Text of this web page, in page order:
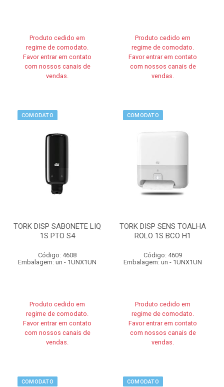
Produto cedido em
regime de comodato.
Favor entrar em contato
com nossos canais de
vendas.
Produto cedido em
regime de comodato.
Favor entrar em contato
com nossos canais de
vendas.
COMODATO
TORK DISP SABONETE LIQ
1S PTO S4
Código: 4608
Embalagem: un - 1UNX1UN
Produto cedido em
regime de comodato.
Favor entrar em contato
com nossos canais de
vendas.
COMODATO
TORK DISP SENS TOALHA
ROLO 1S BCO H1
Código: 4609
Embalagem: un - 1UNX1UN
Produto cedido em
regime de comodato.
Favor entrar em contato
com nossos canais de
vendas.
COMODATO COMODATO